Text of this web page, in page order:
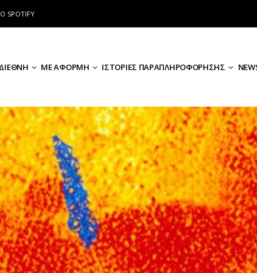
SPOTIFY
ΔΙΕΘΝΗ ΜΕ ΑΦΟΡΜΗ ΙΣΤΟΡΙΕΣ ΠΑΡΑΠΛΗΡΟΦΟΡΗΣΗΣ